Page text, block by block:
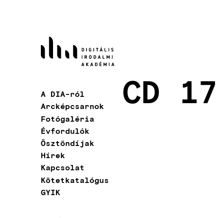
Fő
navigáció
A DIA-ról
Arcképcsarnok
Fotógaléria
Évfordulók
Ösztöndíjak
Hírek
Kapcsolat
Kötetkatalógus
GYIK
CD